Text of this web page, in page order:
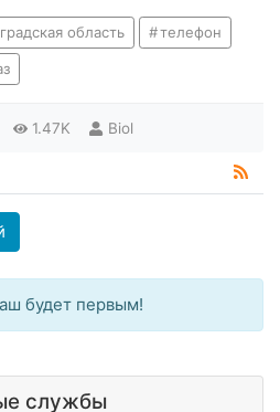
область телефон
1.47K Biol
будет первым!
службы